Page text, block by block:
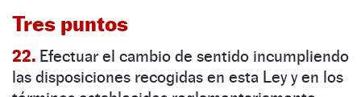
Tres puntos
22. Efectuar el cambio de sentido incumpliendo
las disposiciones recogidas en esta Ley y en los